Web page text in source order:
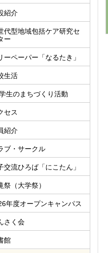
紹介
代型地域包括ケア研究セ
ー
ーペーパー「なるたき」
生活
生のまちづくり活動
セス
紹介
ブ・サークル
交流ひろば「にこたん」
祭（大学祭）
年度オープンキャンパス
さく会
館